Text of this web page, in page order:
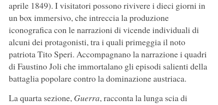
aprile 1849). I visitatori possono rivivere i dieci giorni in
un box immersivo, che intreccia la produzione
iconografica con le narrazioni di vicende individuali di
alcuni dei protagonisti, tra i quali primeggia il noto
patriota Tito Speri. Accompagnano la narrazione i quadri
di Faustino Joli che immortalano gli episodi salienti della
battaglia popolare contro la dominazione austriaca.
La quarta sezione, Guerra, racconta la lunga scia di